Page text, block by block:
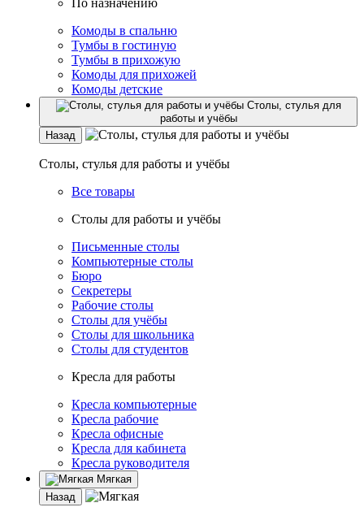
По назначению
Комоды в спальню
Тумбы в гостиную
Тумбы в прихожую
Комоды для прихожей
Комоды детские
Столы, стулья для
работы и учёбы
Назад
Столы, стулья для работы и учёбы
Все товары
Столы для работы и учёбы
Письменные столы
Компьютерные столы
Бюро
Секретеры
Рабочие столы
Столы для учёбы
Столы для школьника
Столы для студентов
Кресла для работы
Кресла компьютерные
Кресла рабочие
Кресла офисные
Кресла для кабинета
Кресла руководителя
Мягкая
Назад